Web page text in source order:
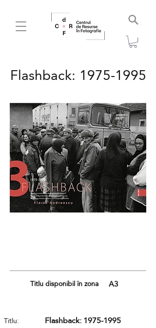
Flashback: 1975-1995
Titlu disponibil în zona A3
Titlu: Flashback: 1975-1995